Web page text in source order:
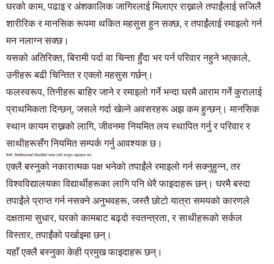
घरको काम, पढाइ र अंशकालिक जागिरलाई मिलाएर राख्नाले तपाईंलाई सजिलै
शारीरिक र मानसिक रूपमा थकित महसुस हुन सक्छ, र तपाईंलाई रमाइलो गर्न
मन नलाग्न सक्छ।
यसको अतिरिक्त, बिरामी पर्दा वा चिन्ता हुँदा भर पर्न परिवार नहुने भएकाले,
उनीहरू बढी चिन्तित र एक्लो महसुस गर्छन्।
फलस्वरूप, तिनीहरू बाहिर जाने र रमाइलो गर्ने भन्दा घरमै आराम गर्ने कुरालाई
प्राथमिकता दिन्छन्, जसले गर्दा खेल्ने अवसरहरू अझ कम हुन्छन्। मानसिक
स्थान कायम राख्नको लागि, जीवनमा नियमित लय स्थापित गर्नु र परिवार र
साथीहरूसँग नियमित सम्पर्क गर्नु आवश्यक छ।
तैपनि, विश्वविद्यालयको विद्यार्थीको रूपमा एक्लै बस्नुका फाइदाहरू छन्
एक्लै बस्नुको नकारात्मक पक्ष भनेको तपाईंले रमाइलो गर्न सक्नुहुन्न, तर
विश्वविद्यालयका विद्यार्थीहरूका लागि पनि धेरै फाइदाहरू छन्। घरमै बस्दा
तपाईंले प्राप्त गर्न नसक्ने अनुभवहरू, जस्तै छोटो यात्रा समयको कारणले
दक्षतामा सुधार, घरको कामबाट बढ्दो स्वतन्त्रता, र साथीहरूको सर्कल
विस्तार, तपाईंको पर्खाइमा छन्।
यहाँ एक्लै बस्नुका केही प्रमुख फाइदाहरू छन्।